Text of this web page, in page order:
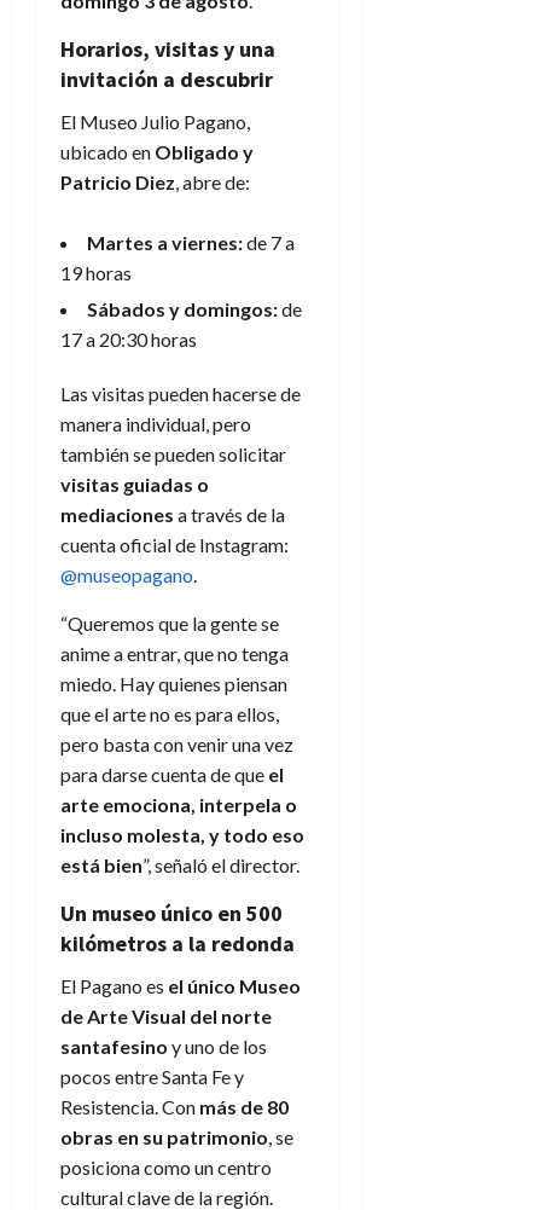
Horarios, visitas y una
invitación a descubrir
El Museo Julio Pagano,
ubicado en Obligado y
Patricio Diez , abre de:
Martes a viernes:de 7 a
19 horas
Sábados y domingos:de
17 a 20:30 horas
Las visitas pueden hacerse de
manera individual, pero
también se pueden solicitar
visitas guiadas o
mediaciones a través de la
cuenta oficial de Instagram:
@museopagano
“Queremos que la gente se
anime a entrar, que no tenga
miedo. Hay quienes piensan
que el arte no es para ellos,
pero basta con venir una vez
para darse cuenta de que el
arte emociona, interpela o
incluso molesta, y todo eso
está bien”, señaló el director.
Un museo único en 500
kilómetros a la redonda
El Pagano es el único Museo
de Arte Visual del norte
santafesino y uno de los
pocos entre Santa Fe y
Resistencia. Con más de 80
obras en su patrimonio , se
posiciona como un centro
cultural clave de la región.